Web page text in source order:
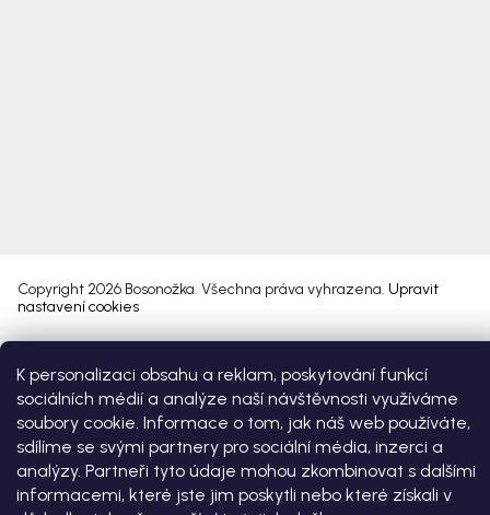
K personalizaci obsahu a reklam, poskytování funkcí
sociálních médií a analýze naší návštěvnosti využíváme
soubory cookie. Informace o tom, jak náš web používáte,
sdílíme se svými partnery pro sociální média, inzerci a
analýzy. Partneři tyto údaje mohou zkombinovat s dalšími
informacemi, které jste jim poskytli nebo které získali v
Copyright 2026 Bosonožka. Všechna práva vyhrazena. Upravit
nastavení cookies